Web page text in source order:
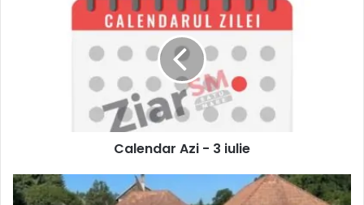
Calendar Azi - 3 iulie